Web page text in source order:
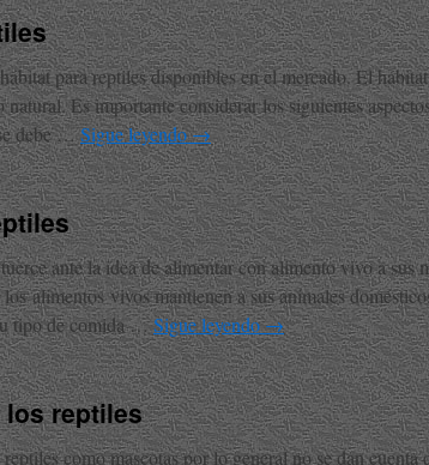
para reptiles disponibles en el mercado. El
Es importante considerar los siguientes
debe …Sigue leyendo→
ante la idea de alimentar con alimento vivo a sus
alimentos vivos mantienen a sus animales
tipo de comida …Sigue leyendo→
los reptiles
como mascotas por lo general no se dan cuenta